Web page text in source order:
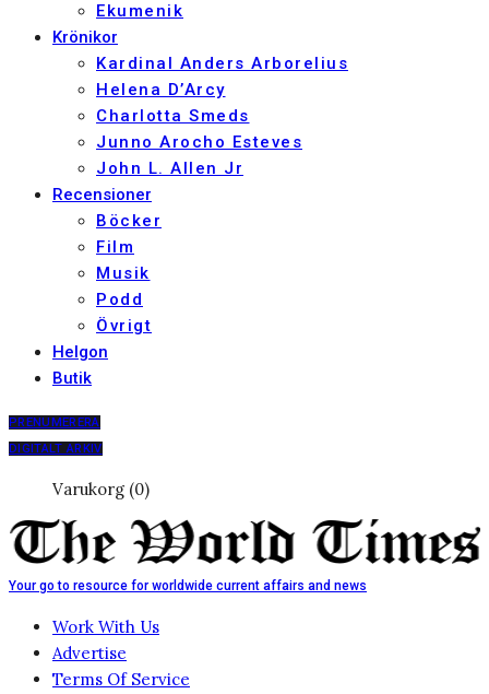
Ekumenik
Krönikor
Kardinal Anders Arborelius
Helena D’Arcy
Charlotta Smeds
Junno Arocho Esteves
John L. Allen Jr
Recensioner
Böcker
Film
Musik
Podd
Övrigt
Helgon
Butik
PRENUMERERA
DIGITALT ARKIV
Varukorg (0)
Your go to resource for worldwide current affairs and news
Work With Us
Advertise
Terms Of Service